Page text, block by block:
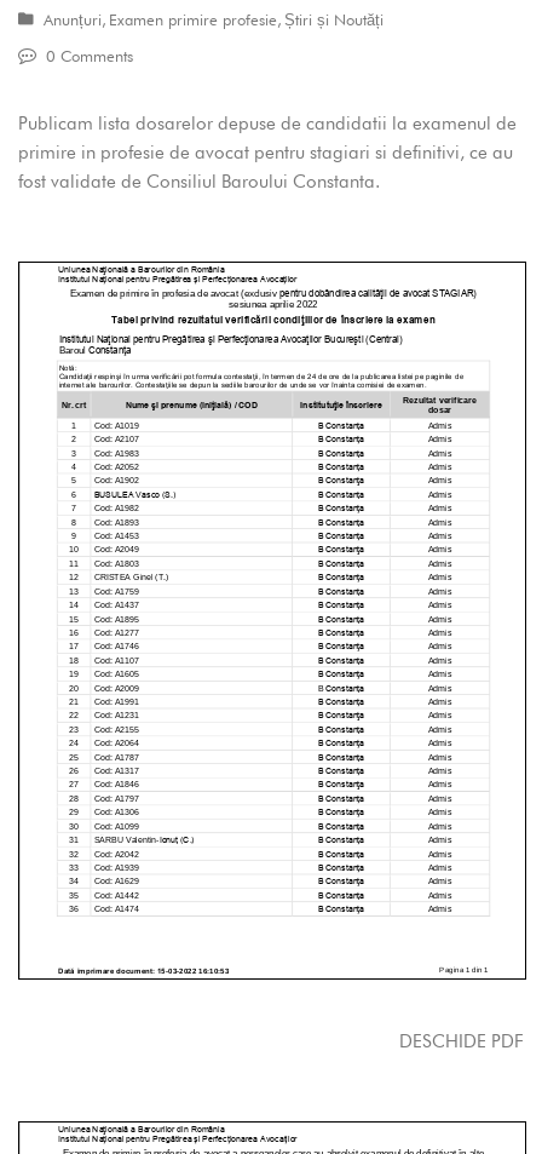
Anunțuri, Examen primire profesie, Știri și Noutăți
0 Comments
Publicam lista dosarelor depuse de candidatii la examenul de
primire in profesie de avocat pentru stagiari si definitivi, ce au
fost validate de Consiliul Baroului Constanta.
DESCHIDE PDF